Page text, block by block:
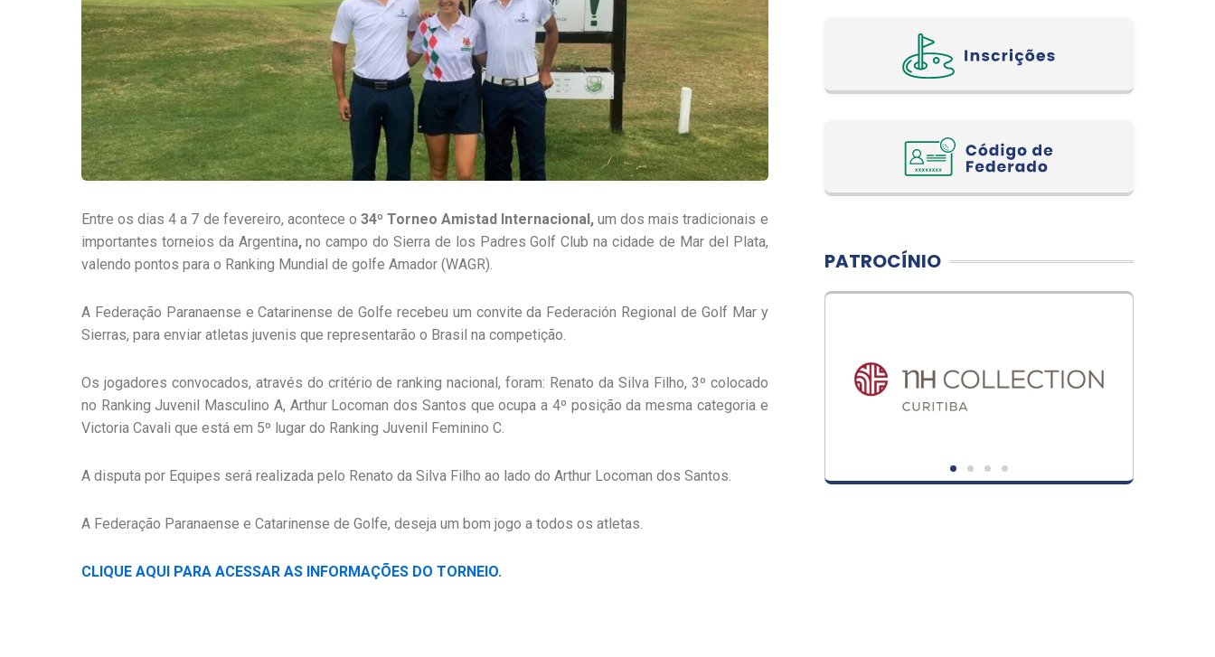
Entre os dias 4 a 7 de fevereiro, acontece o 34º Torneo Amistad Internacional, um dos mais tradicionais e
importantes torneios da Argentina,no campo do Sierra de los Padres Golf Club na cidade de Mar del Plata,
valendo pontos para o Ranking Mundial de golfe Amador (WAGR).
A Federação Paranaense e Catarinense de Golfe recebeu um convite da Federación Regional de Golf Mar y
Sierras, para enviar atletas juvenis que representarão o Brasil na competição.
Os jogadores convocados, através do critério de ranking nacional, foram: Renato da Silva Filho, 3º colocado
no Ranking Juvenil Masculino A, Arthur Locoman dos Santos que ocupa a 4º posição da mesma categoria e
Victoria Cavali que está em 5º lugar do Ranking Juvenil Feminino C.
A disputa por Equipes será realizada pelo Renato da Silva Filho ao lado do Arthur Locoman dos Santos.
A Federação Paranaense e Catarinense de Golfe, deseja um bom jogo a todos os atletas.
CLIQUE AQUI PARA ACESSAR AS INFORMAÇÕES DO TORNEIO.
PATROCÍNIO